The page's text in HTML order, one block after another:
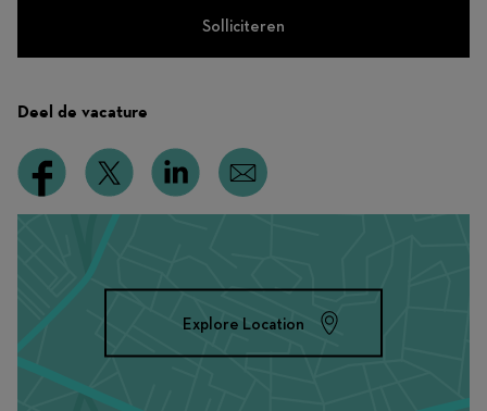
Solliciteren
Deel de vacature
Explore Location